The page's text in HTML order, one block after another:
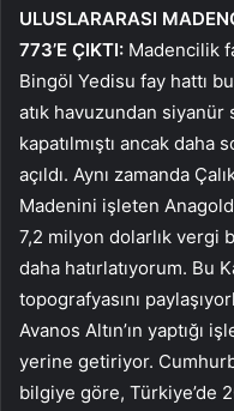
ULUSLARARASI
773’E ÇIKTI: Madencilik
Bingöl Yedisu fay hattı
atık havuzundan siyanür
kapatılmıştı ancak daha
açıldı. Aynı zamanda
Madenini işleten
7,2 milyon dolarlık vergi
daha hatırlatıyorum. Bu
topografyasını
Avanos Altın’ın yaptığı
yerine getiriyor.
bilgiye göre, Türkiye’de